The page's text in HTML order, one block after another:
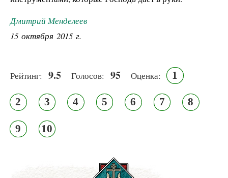
Дмитрий Менделеев
15 октября 2015 г.
Рейтинг: 9.5 Голосов: 95 Оценка: 1
2 3 4 5 6 7 8
9 10